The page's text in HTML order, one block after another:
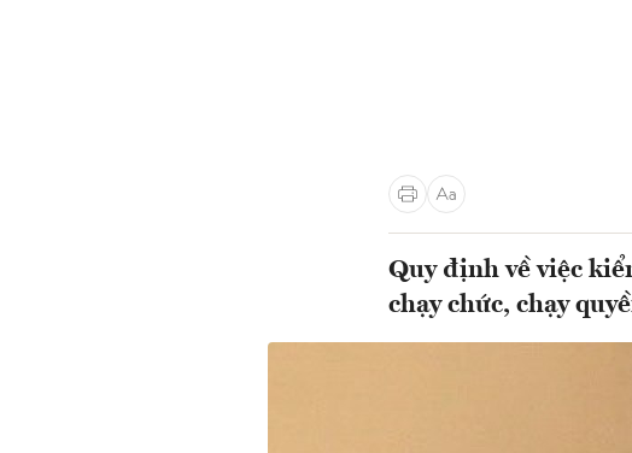
Quy định về việc
chạy chức, chạy